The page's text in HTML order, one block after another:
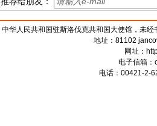
中华人民共和国驻斯洛伐克共和国大使馆，未
地址：81102
网址：
电子信箱：
电话：00421-2-